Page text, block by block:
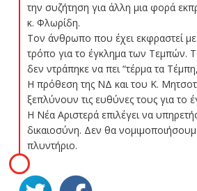
την συζήτηση για άλλη μια φορά
κ. Φλωρίδη.
Τον άνθρωπο που έχει εκφραστεί
τρόπο για το έγκλημα των Τεμπών.
δεν ντράπηκε να πει “τέρμα τα
Η πρόθεση της ΝΔ και του Κ.
ξεπλύνουν τις ευθύνες τους για το
Η Νέα Αριστερά επιλέγει να
δικαιοσύνη. Δεν θα
πλυντήριο.